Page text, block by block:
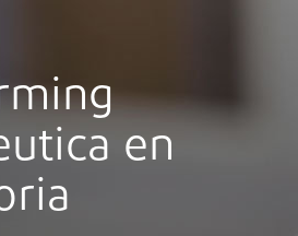
en